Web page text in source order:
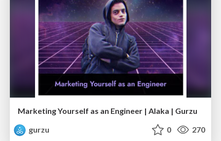
Marketing Yourself as an Engineer | Alaka | Gurzu
gurzu
0 270